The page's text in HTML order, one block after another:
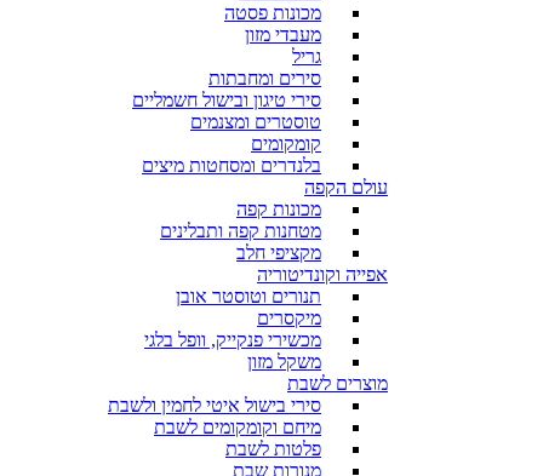
מכונות פסטה
מעבדי מזון
גריל
סירים ומחבתות
סירי טיגון ובישול חשמליים
טוסטרים ומצנמים
קומקומים
בלנדרים ומסחטות מיצים
עולם הקפה
מכונות קפה
מטחנות קפה ותבלינים
מקציפי חלב
אפייה וקונדיטוריה
תנורים וטוסטר אובן
מיקסרים
מכשירי פנקייק, וופל בלגי
משקל מזון
מוצרים לשבת
סירי בישול איטי לחמין ולשבת
מיחם וקומקומים לשבת
פלטות לשבת
מנורות שבת